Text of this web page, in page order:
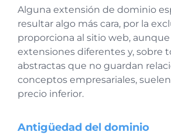
Alguna extensión de dominio
resultar algo más cara, por la
proporciona al sitio web,
extensiones diferentes y, sobre
abstractas que no guardan
conceptos empresariales,
precio inferior.
Antigüedad del dominio